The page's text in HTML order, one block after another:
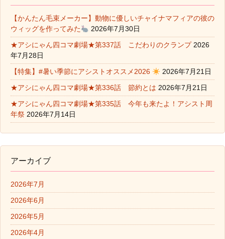
【かんたん毛束メーカー】動物に優しいチャイナマフィアの彼の
ウィッグを作ってみた
2026年7月30日
★アシにゃん四コマ劇場★第337話 こだわりのクランプ 2026
年7月28日
【特集】#暑い季節にアシストオススメ2026
2026年7月21日
★アシにゃん四コマ劇場★第336話 節約とは 2026年7月21日
★アシにゃん四コマ劇場★第335話 今年も来たよ！アシスト周
年祭 2026年7月14日
アーカイブ
2026年7月
2026年6月
2026年5月
2026年4月